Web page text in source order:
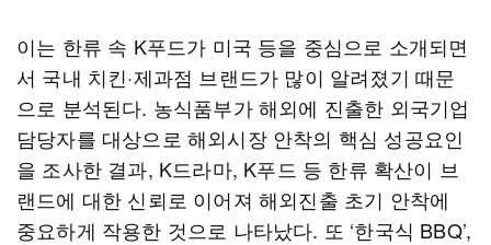
이는 한류 속 K푸드가 미국 등을 중심으로 소개되면
서 국내 치킨·제과점 브랜드가 많이 알려졌기 때문
으로 분석된다. 농식품부가 해외에 진출한 외국기업
담당자를 대상으로 해외시장 안착의 핵심 성공요인
을 조사한 결과, K드라마, K푸드 등 한류 확산이 브
랜드에 대한 신뢰로 이어져 해외진출 초기 안착에
중요하게 작용한 것으로 나타났다. 또 ‘한국식 BBQ’,